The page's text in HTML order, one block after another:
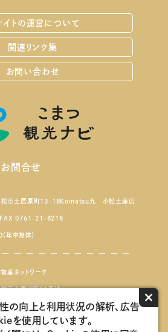
イトの運営について
関連リンク集
お問い合わせ
問合せ
市土居原町13-18Komatsu九 小松土産店
0761-21-8218
中無休）
産ネットワーク
市小馬出町91番地
まつもんマルシェ
の向上と利用状況の解析、広告
を使用しています。
×